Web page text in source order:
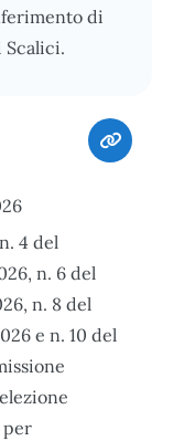
di
4 del
n. 6 del
n. 8 del
e n. 10 del
per